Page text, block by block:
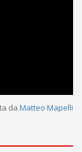
da Matteo Mapelli